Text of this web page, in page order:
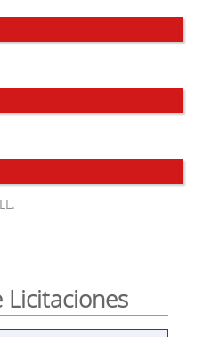
Licitaciones